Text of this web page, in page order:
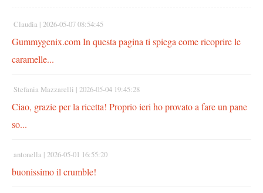
Claudia | 2026-05-07 08:54:45
Gummygenix.com In questa pagina ti spiega come ricoprire le
caramelle...
Stefania Mazzarelli | 2026-05-04 19:45:28
Ciao, grazie per la ricetta! Proprio ieri ho provato a fare un pane
so...
antonella | 2026-05-01 16:55:20
buonissimo il crumble!